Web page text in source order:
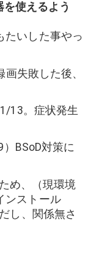
使えるよう
たいした事やっ
失敗した後、
13。症状発生
BSoD対策に
め、（現環境
ンストール
し、関係無さ